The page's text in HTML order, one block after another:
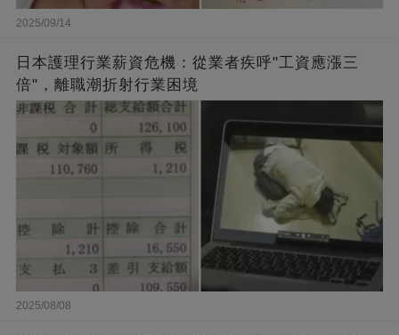
2025/09/14
日本護理行業薪資危機：從業者疾呼"工資應漲三
倍"，離職潮折射行業困境
2025/08/08